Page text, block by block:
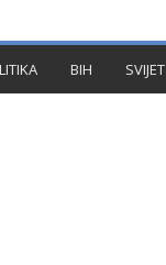
BIH SVIJET